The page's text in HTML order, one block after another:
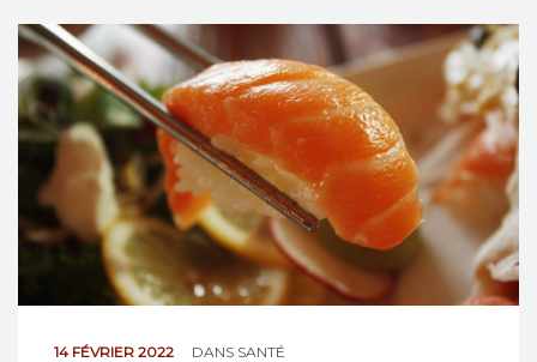
ACTUALITÉS
JURIDIQUE
LA CCA-GE
NOS ACTIONS
CONTACT
14 FÉVRIER 2022 DANS SANTÉ